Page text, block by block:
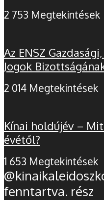
2 753 Megtekintések
Az ENSZ
Jogok
2 014 Megtekintések
Kínai holdújév –
évétől?
1 653 Megtekintések
fenntartva. rész